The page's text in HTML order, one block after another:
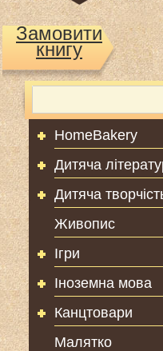
Замовити
книгу
HomeBakery
Дитяча
Дитяча
Живопис
Ігри
Іноземна мова
Канцтовари
Малятко